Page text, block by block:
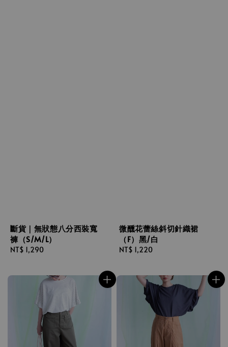
斷貨｜無狀態八分西裝寬
褲（S/M/L）
Regular
NT$ 1,290
微醺花蕾絲斜切針織裙
（F）黑/白
Regular
NT$ 1,220